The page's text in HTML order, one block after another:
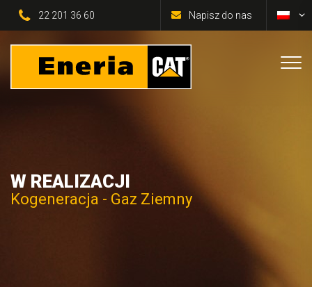
22 201 36 60 Napisz do nas
W REALIZACJI
Kogeneracja - Gaz Ziemny